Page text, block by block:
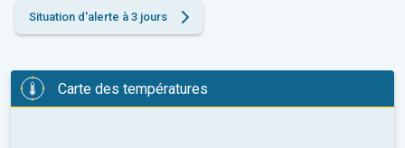
Situation d'alerte à 3 jours
Carte des températures